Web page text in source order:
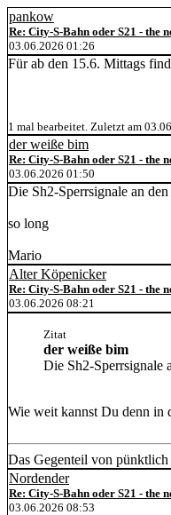
pankow
Re: City-S-Bahn oder S21 - the
03.06.2026 01:26
Für ab den 15.6. Mittags
1 mal bearbeitet. Zuletzt am
der weiße bim
Re: City-S-Bahn oder S21 - the
03.06.2026 01:50
Die Sh2-Sperrsignale an
so long
Mario
Alter Köpenicker
Re: City-S-Bahn oder S21 - the
03.06.2026 08:21
Zitat
der weiße bim
Die Sh2-Sperrsignale
Wie weit kannst Du denn in
Das Gegenteil von pünktlich
Nordender
Re: City-S-Bahn oder S21 - the
03.06.2026 08:53